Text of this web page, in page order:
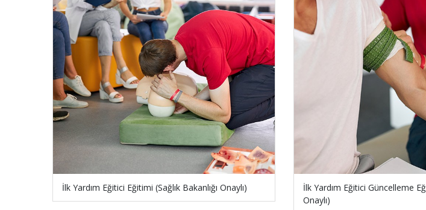
İlk Yardım Eğitici Eğitimi (Sağlık Bakanlığı Onaylı)
İlk Yardım Eğitici Güncelleme Eğitimi (Sağlık Bakanlığı
Onaylı)